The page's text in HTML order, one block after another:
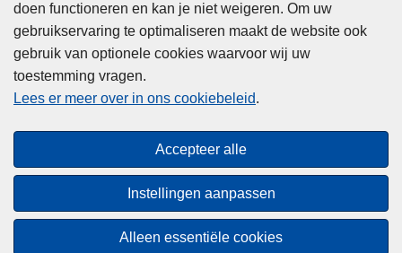
doen functioneren en kan je niet weigeren. Om uw
gebruikservaring te optimaliseren maakt de website ook
gebruik van optionele cookies waarvoor wij uw
toestemming vragen.
Lees er meer over in ons cookiebeleid.
Accepteer alle
Instellingen aanpassen
Alleen essentiële cookies
Privacy
Toegankelijkheid
© 2026 Politie.be